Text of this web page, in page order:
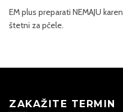
EM plus preparati NEMAJU
štetni za pčele.
ZAKAŽITE TERMIN